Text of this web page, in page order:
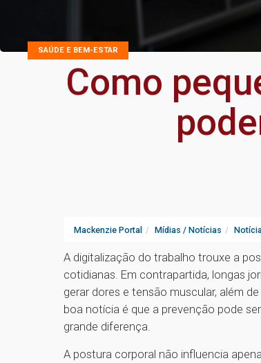
SAÚDE E BEM-ESTAR
Como
Mackenzie Portal Mídias / Notícias
A digitalização do trabalho trouxe a
cotidianas. Em contrapartida, longas
gerar dores e tensão muscular, além
boa notícia é que a prevenção pode
grande diferença.
A postura corporal não influencia